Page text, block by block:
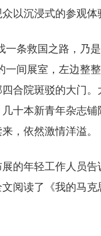
以沉浸式的参观体
条救国之路，乃是
一间展室，左边整
合院斑驳的大门
十本新青年杂志
，依然激情洋溢。
年轻工作人员告
阅读了《我的马